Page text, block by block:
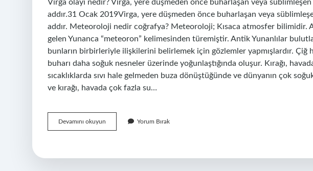
Virga olayı nedir? Virga, yere düşmeden önce buharlaşan veya
addır.31 Ocak 2019Virga, yere düşmeden önce buharlaşan veya
addır. Meteoroloji nedir coğrafya? Meteoroloji; Kısaca atmosfer bilimidir.
gelen Yunanca “meteoron” kelimesinden türemiştir. Antik Yunanlılar
bunların birbirleriyle ilişkilerini belirlemek için gözlemler yapmışlardır. Çiğ
buharı daha soğuk nesneler üzerinde yoğunlaştığında oluşur. Kırağı,
sıcaklıklarda sıvı hale gelmeden buza dönüştüğünde ve dünyanın çok
ve kırağı, havada çok fazla su…
Devamını okuyun
Nedir
Yorum Bırak